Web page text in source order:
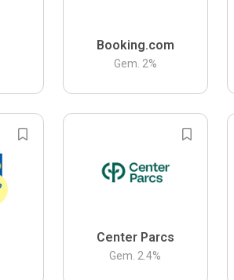
Booking.com
Gem. 2%
Center Parcs
Gem. 2.4%